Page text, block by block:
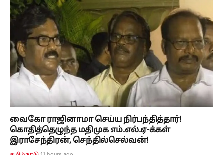
வைகோ ராஜினாமா செய்ய நிர்பந்தித்தார்!
கொதித்தெழுந்த மதிமுக எம்.எல்.ஏ-க்கள்
இராசேந்திரன், செந்தில்செல்வன்!